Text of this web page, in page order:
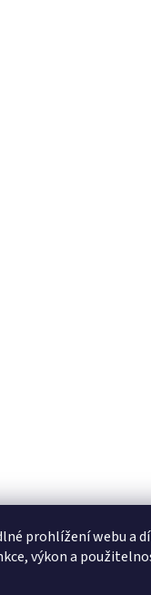
prohlížení webu a
výkon a